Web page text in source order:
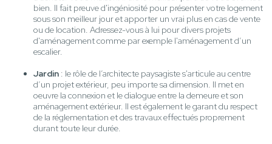
bien. Il fait preuve d'ingéniosité pour présenter votre logement
sous son meilleur jour et apporter un vrai plus en cas de vente
ou de location. Adressez-vous à lui pour divers projets
d'aménagement comme par exemple l'aménagement d’un
escalier.
Jardin : le rôle de l’architecte paysagiste s'articule au centre
d’un projet extérieur, peu importe sa dimension. Il met en
oeuvre la connexion et le dialogue entre la demeure et son
aménagement extérieur. Il est également le garant du respect
de la réglementation et des travaux effectués proprement
durant toute leur durée.